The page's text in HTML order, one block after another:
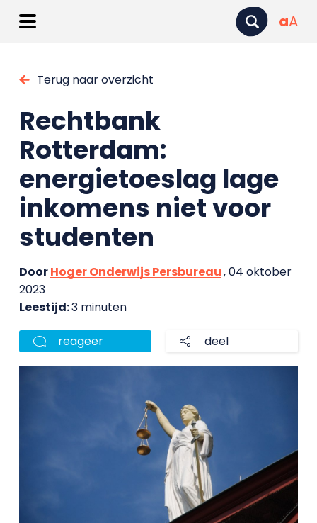
aA
Terug naar overzicht
Rechtbank
Rotterdam:
energietoeslag lage
inkomens niet voor
studenten
DoorHoger Onderwijs Persbureau, 04 oktober
2023
Leestijd:3 minuten
reageer deel